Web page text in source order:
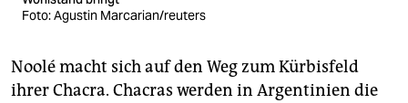
Foto: Agustin Marcarian/reuters
Noolé macht sich auf den Weg zum Kürbisfeld
ihrer Chacra. Chacras werden in Argentinien die